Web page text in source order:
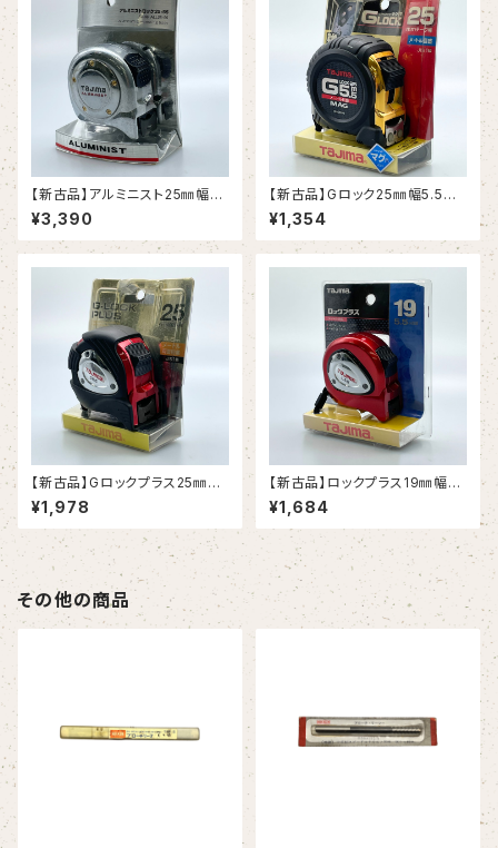
【新古品】アルミニスト25㎜幅5.
5m クロム（タジマ）
¥3,390
【新古品】Gロック25㎜幅5.5m
マグ爪（タジマ）
¥1,354
【新古品】Gロックプラス25㎜幅
5.5m （タジマ）
¥1,978
【新古品】ロックプラス19㎜幅5.
5m（タジマ）
¥1,684
その他の商品